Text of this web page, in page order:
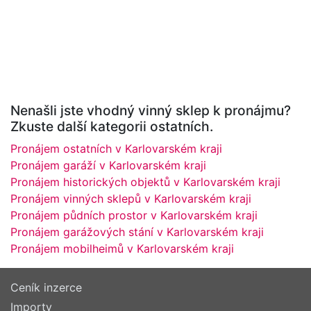
Nenašli jste vhodný vinný sklep k pronájmu?
Zkuste další kategorii ostatních.
Pronájem ostatních v Karlovarském kraji
Pronájem garáží v Karlovarském kraji
Pronájem historických objektů v Karlovarském kraji
Pronájem vinných sklepů v Karlovarském kraji
Pronájem půdních prostor v Karlovarském kraji
Pronájem garážových stání v Karlovarském kraji
Pronájem mobilheimů v Karlovarském kraji
Ceník inzerce
Importy